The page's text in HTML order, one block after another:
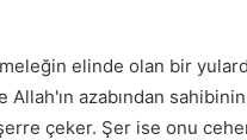
elinde olan bir
azabından sahibinin
çeker. Şer ise onu